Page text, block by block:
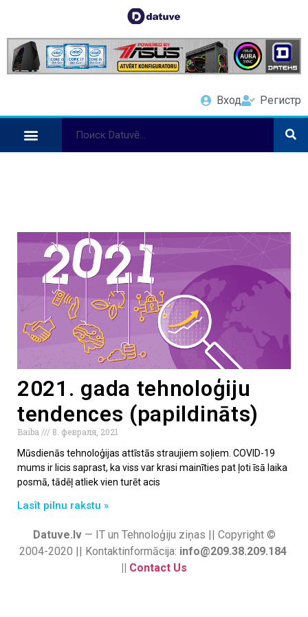
Вход Регистр
2021. gada tehnoloģiju
tendences (papildināts)
Baiba
8. февраля, 2021
Mūsdienās tehnoloģijas attīstās straujiem soļiem. COVID-19
mums ir licis saprast, ka viss var krasi mainīties pat ļoti īsā laika
posmā, tādēļ atliek vien turēt acis
Lasīt pilnu rakstu »
Datuve.lv— IT un Tehnoloģiju ziņas || Copyright ©
2004-2020 || Kontaktinformācija: info@209.38.209.184
|| Contact Us